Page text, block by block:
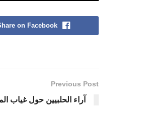
on Facebook
Previous Post
آراء الحلبيين حول